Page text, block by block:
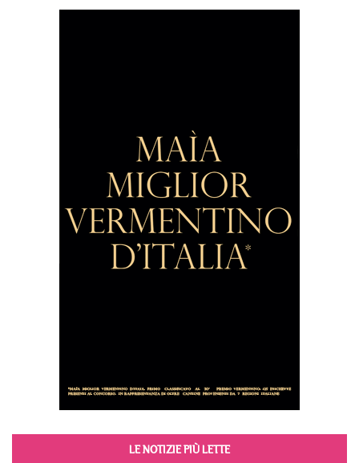
LE NOTIZIE PIÙ LETTE